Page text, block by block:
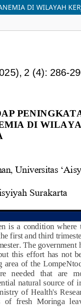
DI WILAYAH